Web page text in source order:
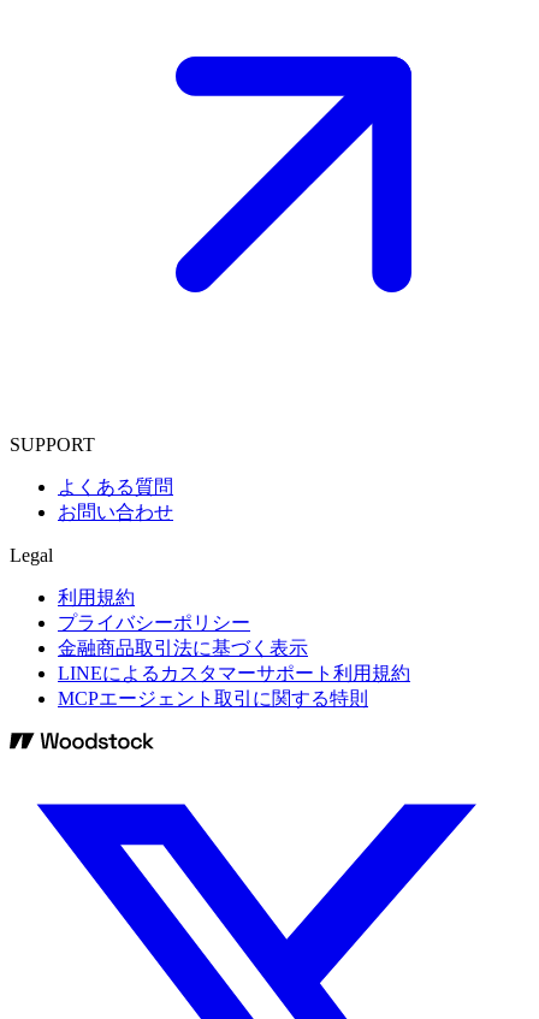
SUPPORT
よくある質問
お問い合わせ
Legal
利用規約
プライバシーポリシー
金融商品取引法に基づく表示
LINEによるカスタマーサポート利用規約
MCPエージェント取引に関する特則